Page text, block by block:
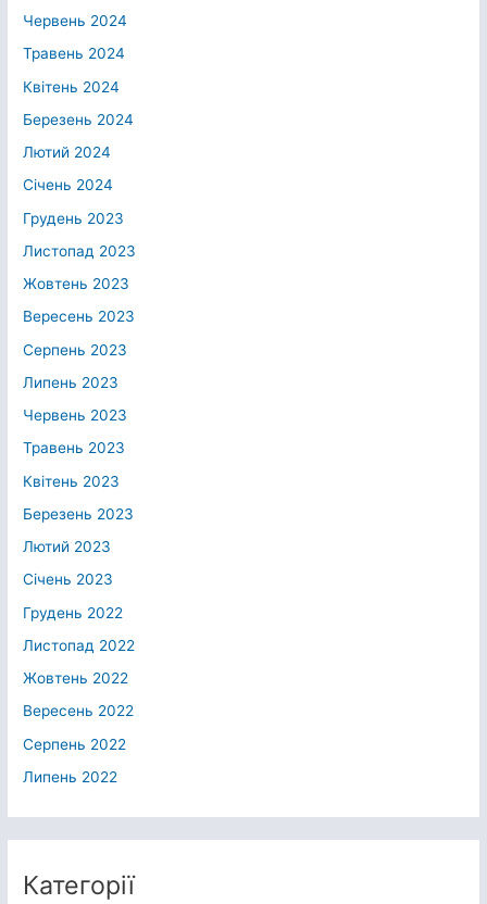
Червень 2024
Травень 2024
Квітень 2024
Березень 2024
Лютий 2024
Січень 2024
Грудень 2023
Листопад 2023
Жовтень 2023
Вересень 2023
Серпень 2023
Липень 2023
Червень 2023
Травень 2023
Квітень 2023
Березень 2023
Лютий 2023
Січень 2023
Грудень 2022
Листопад 2022
Жовтень 2022
Вересень 2022
Серпень 2022
Липень 2022
Категорії